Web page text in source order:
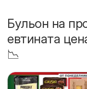
Бульон на
евтината
📉